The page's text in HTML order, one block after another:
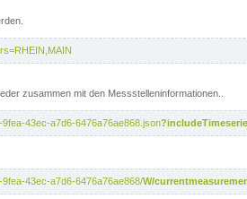
zusammen mit den Messstelleninformationen..
43ec-a7d6-6476a76ae868.json
43ec-a7d6-6476a76ae868/W/